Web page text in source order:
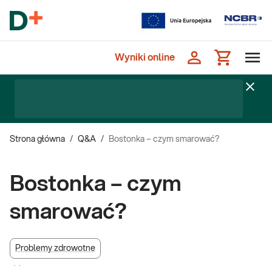
Wyniki online
Strona główna / Q&A / Bostonka – czym smarować?
Bostonka – czym
smarować?
Problemy zdrowotne